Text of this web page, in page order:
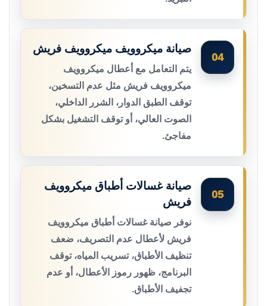
04
صيانة ميكروويف ميكروويف فريش
يتم التعامل مع أعطال ميكروويف
ميكروويف فريش مثل عدم التسخين،
توقف الطبق الدوار، الشرر الداخلي،
الصوت العالي، أو توقف التشغيل بشكل
مفاجئ.
05
صيانة غسالات أطباق ميكروويف
فريش
نوفر صيانة غسالات أطباق ميكروويف
فريش لأعطال عدم التصريف، ضعف
تنظيف الأطباق، تسريب المياه، توقف
البرنامج، ظهور رموز الأعطال، أو عدم
تجفيف الأطباق.